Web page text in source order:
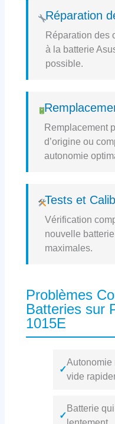
Réparation
Réparation des
à la batterie
possible.
Remplacement
d’origine ou
autonomie
Tests et
Vérification
nouvelle
maximales.
Problèmes
Batteries sur
1015E
✓
Autonomie
vide
✓
Batterie